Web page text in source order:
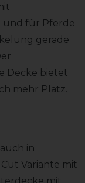
und für Pferde
gerade
Decke bietet
mehr Platz.
in
Variante mit